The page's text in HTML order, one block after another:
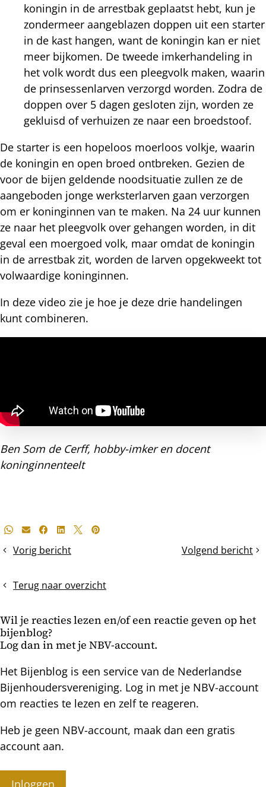
koningin in de arrestbak geplaatst hebt, kun je
zondermeer aangeblazen doppen uit een starter
in de kast hangen, want de koningin kan er niet
meer bijkomen. De tweede imkerhandeling in
het volk wordt dus een pleegvolk maken, waarin
de prinsessenlarven verzorgd worden. Zodra de
doppen over 5 dagen gesloten zijn, worden ze
gekluisd of verhuizen ze naar een broedstoof.
De starter is een hopeloos moerloos volkje, waarin
de koningin en open broed ontbreken. Gezien de
voor de bijen geldende noodsituatie zullen ze de
aangeboden jonge werksterlarven gaan verzorgen
om er koninginnen van te maken. Na 24 uur kunnen
ze naar het pleegvolk over gehangen worden, in dit
geval een moergoed volk, maar omdat de koningin
in de arrestbak zit, worden de larven opgekweekt tot
volwaardige koninginnen.
In deze video zie je hoe je deze drie handelingen
kunt combineren.
Ben Som de Cerff, hobby-imker en docent
koninginnenteelt
Deel
bericht
Whatsapp
E-mailFacebook
LinkedIn
X Pinterest
Vorig bericht
Biodiversiteit
bijen?
Volgend bericht
Koninginnen
Terug naar overzicht
Wil je reacties lezen en/of een reactie geven op het
bijenblog?
Log dan in met je NBV-account.
Het Bijenblog is een service van de Nederlandse
Bijenhoudersvereniging. Log in met je NBV-account
om reacties te lezen en zelf te reageren.
Heb je geen NBV-account, maak dan een gratis
account aan.